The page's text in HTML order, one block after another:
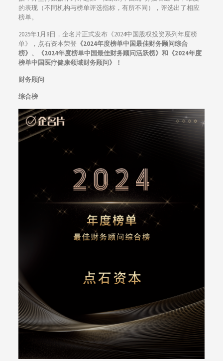
的表现（不同机构与榜单评选指标，有所不同），评选出了相应
榜单。
2025年1月8日，企名片正式发布《2024中国股权投资系列年度榜
单》，点石资本荣登 《2024年度榜单中国最佳财务顾问综合
榜》、
《2024年度榜单中国最佳财务顾问活跃榜》和《2024年度
榜单中国医疗健康领域财务顾问》！
财务顾问
综合榜